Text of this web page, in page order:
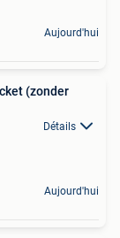
Aujourd'hui
(zonder
Détails
Aujourd'hui